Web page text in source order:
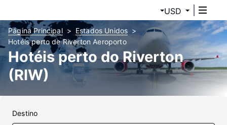
USD
Página Principal
Estados Unidos
Hotéis perto de Riverton Aeroporto
Hotéis perto do Riverton
(RIW)
Destino